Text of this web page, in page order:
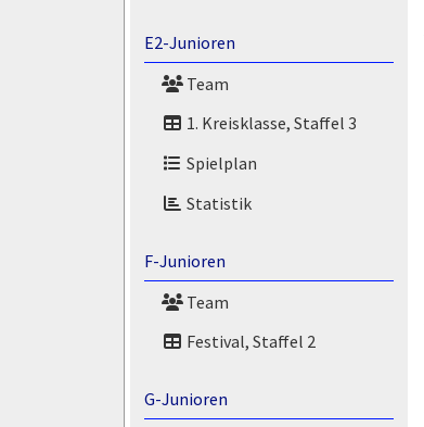
E2-Junioren
Team
1. Kreisklasse, Staffel 3
Spielplan
Statistik
F-Junioren
Team
Festival, Staffel 2
G-Junioren